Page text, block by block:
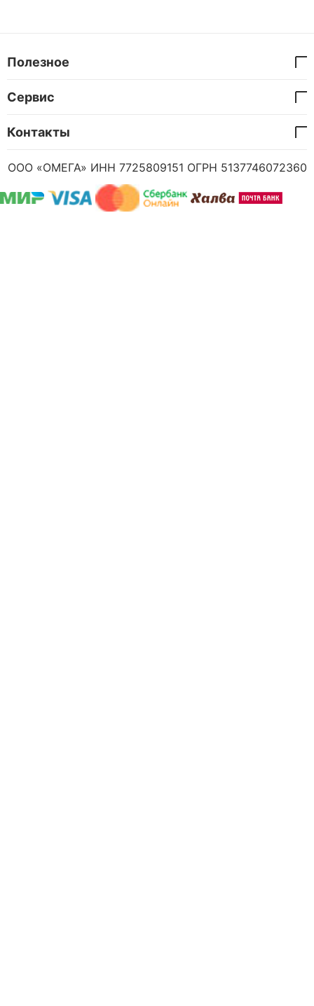
Полезное
Сервис
Контакты
ООО «ОМЕГА» ИНН 7725809151 ОГРН 5137746072360